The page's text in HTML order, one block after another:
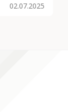
les
02.07.2025